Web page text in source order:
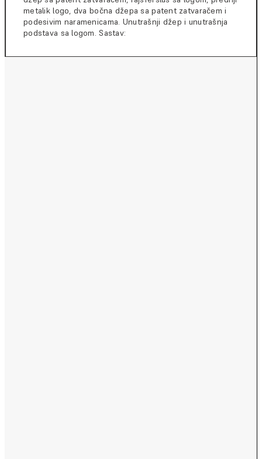
metalik logo, dva bočna džepa sa patent zatvaračem i
podesivim naramenicama. Unutrašnji džep i unutrašnja
podstava sa logom. Sastav: